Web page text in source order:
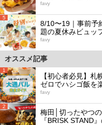
favy
5
8/10〜19｜事前予
題の夏休みビュッ
favy
オススメ記事
1
【初心者必見】
ゼロでハシゴ飯を
favy
2
梅田│切ったやつ
『BRISK STAND